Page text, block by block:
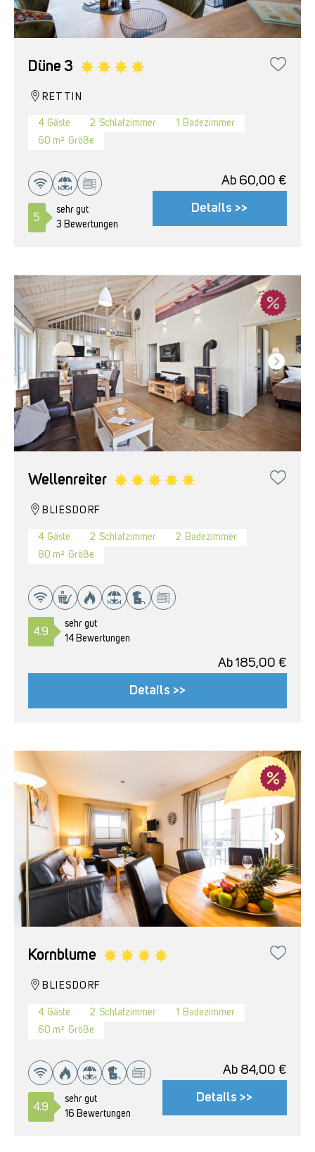
Düne 3
RETTIN
4 Gäste 2 Schlafzimmer 1
Badezimmer
60 m² Größe
5
sehr gut
3 Bewertungen
Ab 60,00 €
Details >>
Wellenreiter
BLIESDORF
4 Gäste 2 Schlafzimmer 2 Badezimmer
80 m² Größe
4.9
sehr gut
14 Bewertungen
Ab 185,00 €
Details >>
Kornblume
BLIESDORF
4 Gäste 2 Schlafzimmer 1
Badezimmer
60 m² Größe
4.9
sehr gut
16 Bewertungen
Ab 84,00 €
Details >>